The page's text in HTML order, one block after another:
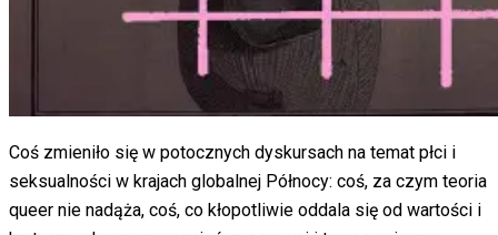
Coś zmieniło się w potocznych dyskursach na temat płci i
seksualności w krajach globalnej Północy: coś, za czym teoria
queer nie nadąża, coś, co kłopotliwie oddala się od wartości i